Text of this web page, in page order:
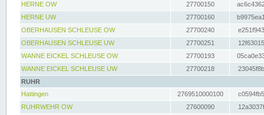
HERNE OW
27700150
HERNE UW
27700160
OBERHAUSEN SCHLEUSE OW
27700240
OBERHAUSEN SCHLEUSE UW
27700251
WANNE EICKEL SCHLEUSE OW
27700193
WANNE EICKEL SCHLEUSE UW
27700218
RUHR
Hattingen
2769510000100
RUHRWEHR OW
27600090